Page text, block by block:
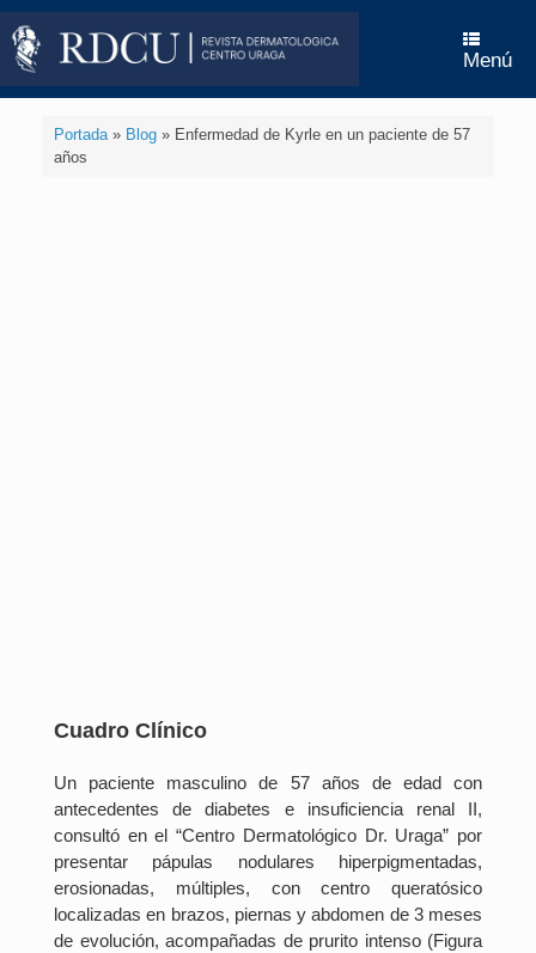
Menú
Portada» Blog» Enfermedad de Kyrle en un paciente de 57
años
Cuadro Clínico
Un paciente masculino de 57 años de edad con
antecedentes de diabetes e insuficiencia renal II,
consultó en el “Centro Dermatológico Dr. Uraga” por
presentar pápulas nodulares hiperpigmentadas,
erosionadas, múltiples, con centro queratósico
localizadas en brazos, piernas y abdomen de 3 meses
de evolución, acompañadas de prurito intenso (Figura